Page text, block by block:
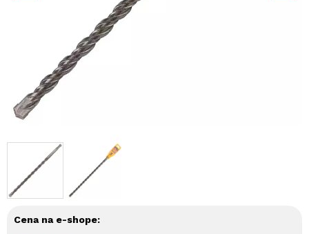
Cena na e-shope: